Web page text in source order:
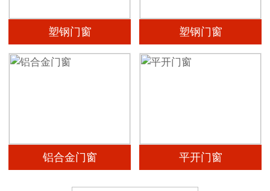
塑钢门窗 塑钢门窗
铝合金门窗 平开门窗